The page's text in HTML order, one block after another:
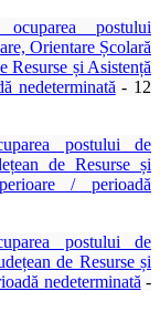
postului
Orientare Școlară
Resurse și Asistență
nedeterminată - 12
postului de
de Resurse și
/ perioadă
postului de
de Resurse și
nedeterminată -